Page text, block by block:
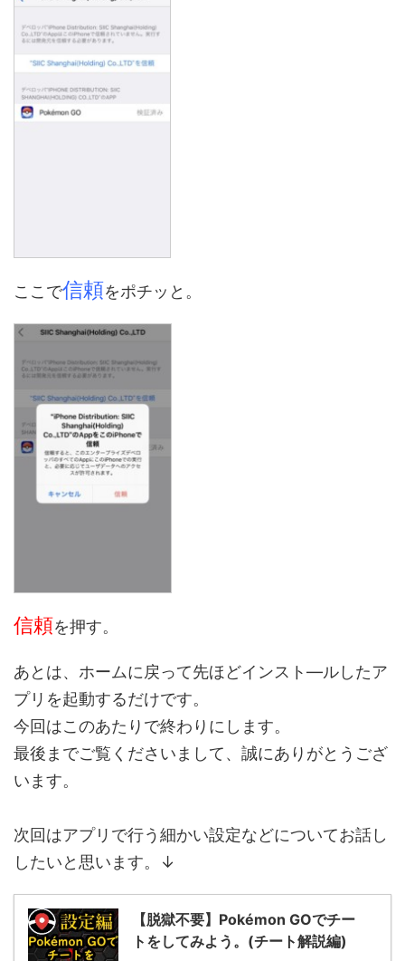
ここで信頼をポチッと。
信頼を押す。
あとは、ホームに戻って先ほどインスト―ルしたア
プリを起動するだけです。
今回はこのあたりで終わりにします。
最後までご覧くださいまして、誠にありがとうござ
います。
次回はアプリで行う細かい設定などについてお話し
したいと思います。↓
【脱獄不要】Pokémon GOでチー
トをしてみよう。(チート解説編)